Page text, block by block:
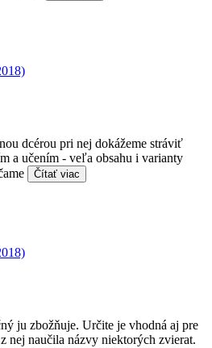
dcérou pri nej dokážeme stráviť
a učením - veľa obsahu i varianty
Čítať viac
ju zbožňuje. Určite je vhodná aj pre
nej naučila názvy niektorých zvierat.